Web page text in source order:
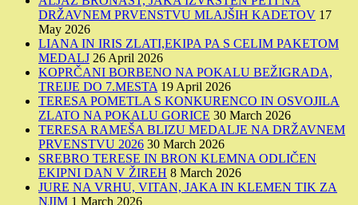
DRŽAVNEM PRVENSTVU MLAJŠIH KADETOV 17
May 2026
LIANA IN IRIS ZLATI,EKIPA PA S CELIM PAKETOM
MEDALJ 26 April 2026
KOPRČANI BORBENO NA POKALU BEŽIGRADA,
TREIJE DO 7.MESTA 19 April 2026
TERESA POMETLA S KONKURENCO IN OSVOJILA
ZLATO NA POKALU GORICE 30 March 2026
TERESA RAMEŠA BLIZU MEDALJE NA DRŽAVNEM
PRVENSTVU 2026 30 March 2026
SREBRO TERESE IN BRON KLEMNA ODLIČEN
EKIPNI DAN V ŽIREH 8 March 2026
JURE NA VRHU, VITAN, JAKA IN KLEMEN TIK ZA
NJIM 1 March 2026